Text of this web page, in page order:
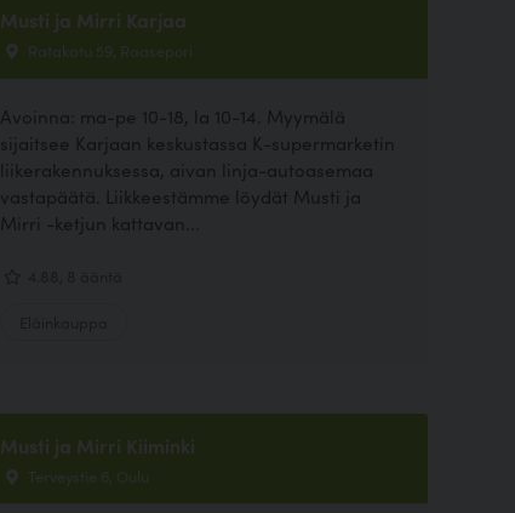
Musti ja Mirri Karjaa
Ratakatu 59, Raasepori
Avoinna: ma-pe 10-18, la 10-14. Myymälä
sijaitsee Karjaan keskustassa K-supermarketin
liikerakennuksessa, aivan linja-autoasemaa
vastapäätä. Liikkeestämme löydät Musti ja
Mirri -ketjun kattavan...
Musti ja Mirri Kiiminki
Terveystie 6, Oulu